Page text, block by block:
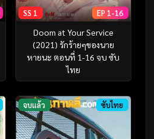
SS 1 EP 1-16
Doom at Your Service
(2021) รักร้ายๆของนาย
หายนะ ตอนที่ 1-16 จบ ซับ
ไทย
จบแล้ว ซับไทย